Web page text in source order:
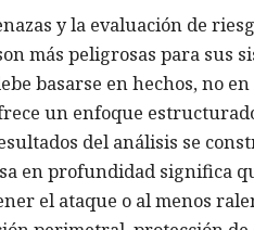
y la evaluación de
más peligrosas para sus
basarse en hechos, no
un enfoque
del análisis se
en profundidad significa
el ataque o al menos